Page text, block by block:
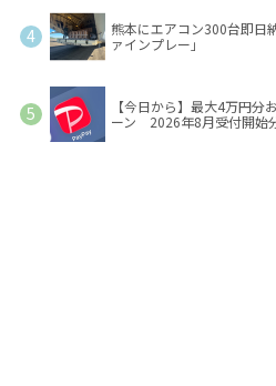
熊本にエアコン300台即日
ァインプレー」
【今日から】最大4万円分
ーン 2026年8月受付開始